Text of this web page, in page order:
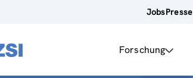
JobsPresse
Forschung